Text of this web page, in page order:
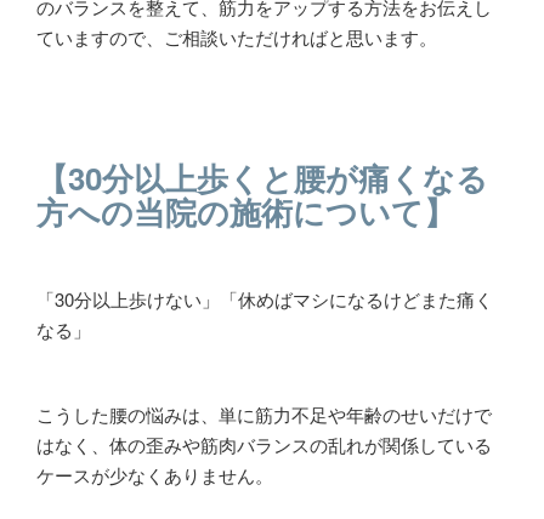
のバランスを整えて、筋力をアップする方法をお伝えし
ていますので、ご相談いただければと思います。
【30分以上歩くと腰が痛くなる
方への当院の施術について】
「30分以上歩けない」「休めばマシになるけどまた痛く
なる」
こうした腰の悩みは、単に筋力不足や年齢のせいだけで
はなく、体の歪みや筋肉バランスの乱れが関係している
ケースが少なくありません。